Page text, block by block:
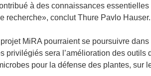
à des connaissances
recherche», conclut Thure Pavlo Hauser.
MiRA pourraient se poursuivre
privilégiés sera l’amélioration des
pour la défense des plantes, sur